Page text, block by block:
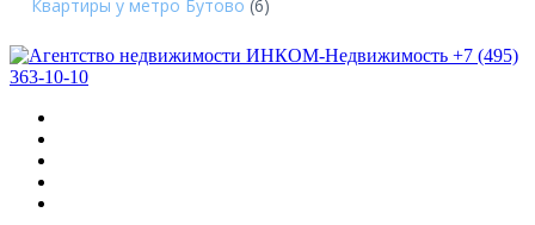
Квартиры у метро Бутово (6)
+7 (495)
363-10-10